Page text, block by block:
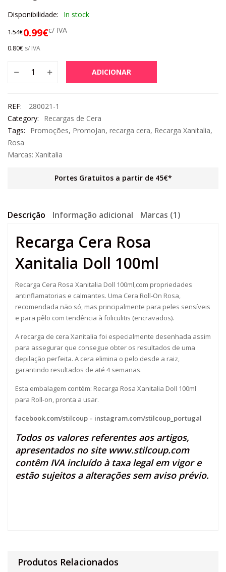
Disponibilidade: In stock
1.54€0.99€c/ IVA
0.80€ s/ IVA
ADICIONAR
REF:
280021-1
Category:
Recargas de Cera
Tags:
Promoções, PromoJan, recarga cera, Recarga Xanitalia,
Rosa
Marcas: Xanitalia
Portes Gratuitos a partir de 45€*
Descrição Informação adicional Marcas (1)
Recarga Cera Rosa
Xanitalia Doll 100ml
Recarga Cera Rosa Xanitalia Doll 100ml,com propriedades
antinflamatorias e calmantes. Uma Cera Roll-On Rosa,
recomendada não só, mas principalmente para peles sensíveis
e para pêlo com tendência à foliculitis (encravados).
A recarga de cera Xanitalia foi especialmente desenhada assim
para assegurar que consegue obter os resultados de uma
depilação perfeita. A cera elimina o pelo desde a raiz,
garantindo resultados de até 4 semanas.
Esta embalagem contém: Recarga Rosa Xanitalia Doll 100ml
para Roll-on, pronta a usar.
facebook.com/stilcoup – instagram.com/stilcoup_portugal
Todos os valores referentes aos artigos,
apresentados no site www.stilcoup.com
contêm IVA incluído à taxa legal em vigor e
estão sujeitos a alterações sem aviso prévio.
Produtos Relacionados